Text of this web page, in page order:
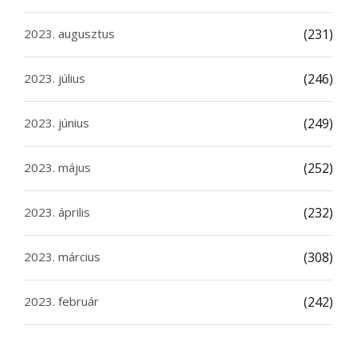
2023. augusztus (231)
2023. július (246)
2023. június (249)
2023. május (252)
2023. április (232)
2023. március (308)
2023. február (242)